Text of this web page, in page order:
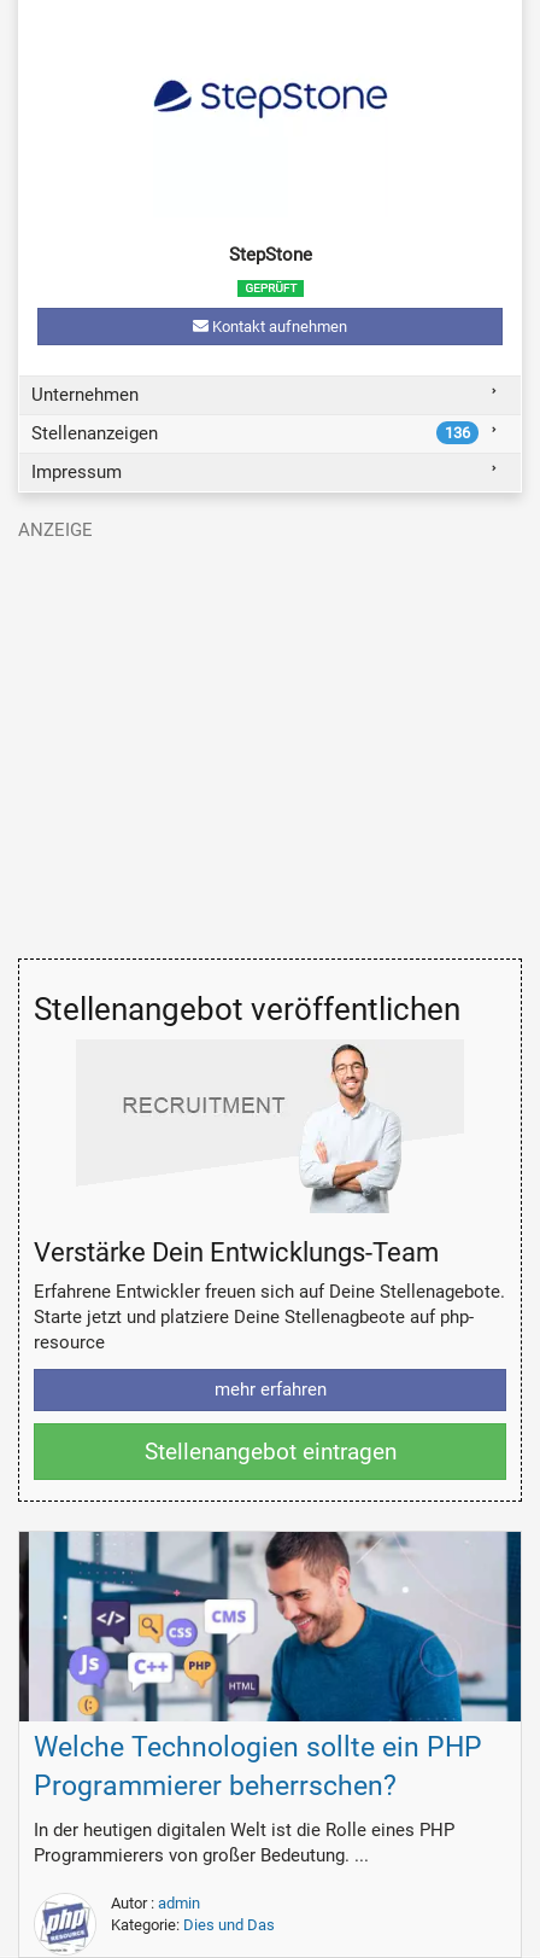
StepStone
Kontakt aufnehmen
Unternehmen
Stellenanzeigen
136
Impressum
Stellenangebot veröffentlichen
Verstärke Dein Entwicklungs-Team
Erfahrene Entwickler freuen sich auf Deine Stellenagebote.
Starte jetzt und platziere Deine Stellenagbeote auf php-
resource
mehr erfahren
Stellenangebot eintragen
Welche Technologien sollte ein PHP
Programmierer beherrschen?
In der heutigen digitalen Welt ist die Rolle eines PHP
Programmierers von großer Bedeutung. ...
Autor : admin
Kategorie: Dies und Das